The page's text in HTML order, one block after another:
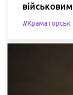
#Краматорськ